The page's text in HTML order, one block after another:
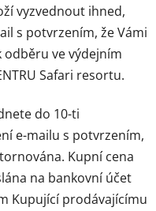
vyzvednout ihned,
s potvrzením, že Vámi
ve výdejním
Safari resortu.
do 10-ti
e-mailu s potvrzením,
Kupní cena
na bankovní účet
Kupující prodávajícímu